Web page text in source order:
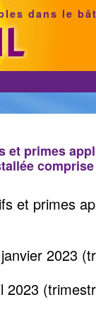
dans le
et primes
et primes
2023